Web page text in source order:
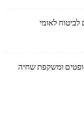
לאומי
ומשקפת שחיה